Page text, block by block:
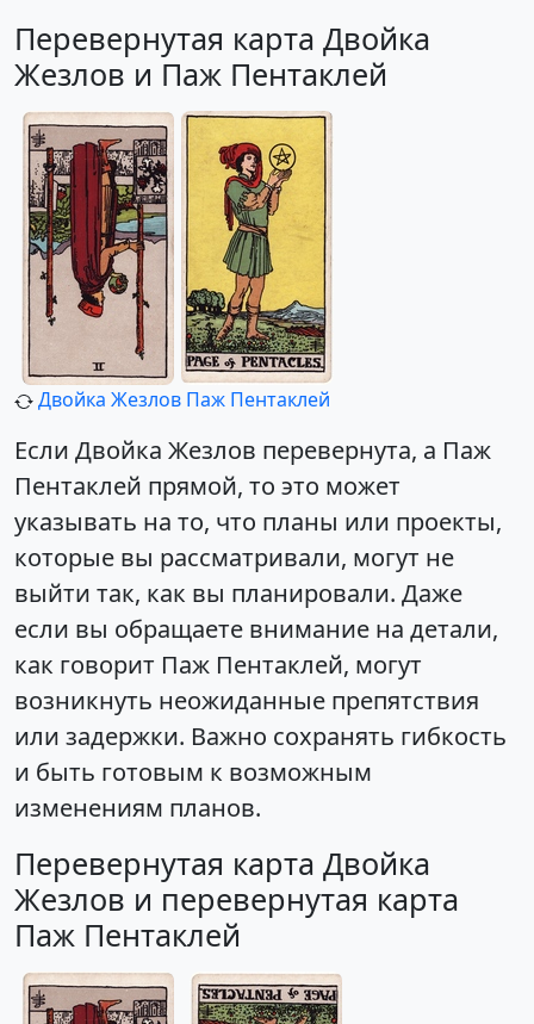
Перевернутая карта Двойка
Жезлов и Паж Пентаклей
Двойка Жезлов Паж Пентаклей
Если Двойка Жезлов перевернута, а Паж
Пентаклей прямой, то это может
указывать на то, что планы или проекты,
которые вы рассматривали, могут не
выйти так, как вы планировали. Даже
если вы обращаете внимание на детали,
как говорит Паж Пентаклей, могут
возникнуть неожиданные препятствия
или задержки. Важно сохранять гибкость
и быть готовым к возможным
изменениям планов.
Перевернутая карта Двойка
Жезлов и перевернутая карта
Паж Пентаклей